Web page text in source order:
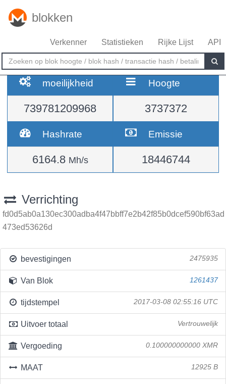
blokken
Verkenner Statistieken Rijke Lijst API
moeilijkheid
739781209968
Hoogte
3737372
Hashrate
6164.8 Mh/s
Emissie
18446744
Verrichting
fd0d5ab0a130ec300adba4f47bbff7e2b42f85b0dcef590bf63ad
473ed53626d
bevestigingen 2475935
Van Blok 1261437
tijdstempel 2017-03-08 02:55:16 UTC
Uitvoer totaal Vertrouwelijk
Vergoeding 0.100000000000 XMR
MAAT 12925 B